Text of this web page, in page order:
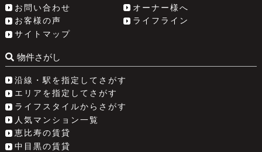
お問い合わせ
オーナー様へ
お客様の声
ライフライン
サイトマップ
物件さがし
沿線・駅を指定してさがす
エリアを指定してさがす
ライフスタイルからさがす
人気マンション一覧
恵比寿の賃貸
中目黒の賃貸